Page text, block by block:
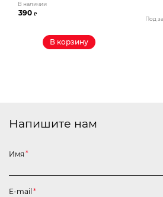
В наличии
390₽
В корзину
Под
Напишите нам
Имя *
E-mail *